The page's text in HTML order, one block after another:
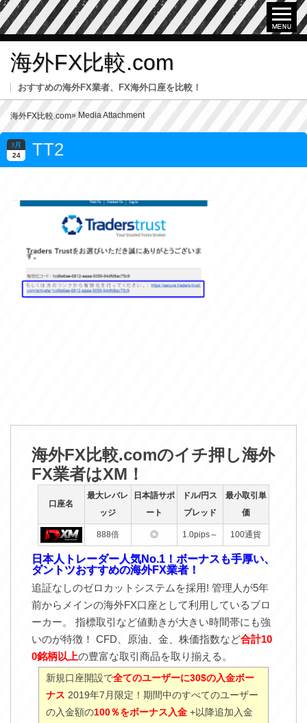
海外FX比較.com
おすすめの海外FX業者、FX海外口座を比較！
海外FX比較.com» Media Attachment
3月
24 TT2
海外FX比較.comのイチ押し海外
FX業者はXM！
口座名
最大レバレ
ッジ
日本語サポ
ート
ドル/円ス
プレッド
最小取引単
価
888倍 ◎ 1.0pips～ 100通貨
日本人トレーダー人気No.1！ボーナスも手厚い、
ダントツおすすめの海外FX業者！
追証なしのゼロカットシステムを採用! 管理人が5年
前からメインの海外FX口座として利用しているブロ
ーカー。 指標取引など値動きが大きい時間帯にも強
いのが特徴！ CFD、原油、金、株価指数など合計10
0銘柄以上の豊富な取引商品を取り揃える。
新規口座開設で全てのユーザーに30$の入金ボー
ナス 2019年7月限定！期間中のすべてのユーザー
の入金額の100％をボーナス入金 +以降追加入金